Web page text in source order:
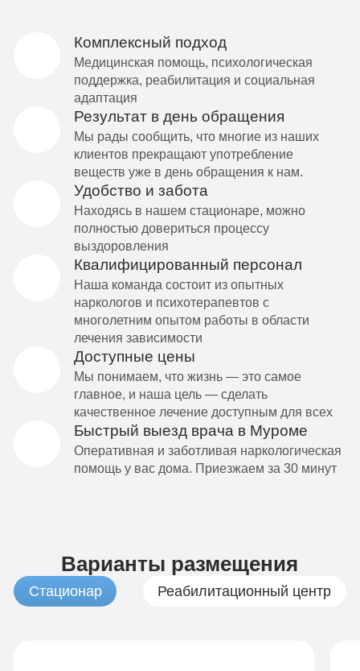
Комплексный подход
Медицинская помощь, психологическая
поддержка, реабилитация и социальная
адаптация
Результат в день обращения
Мы рады сообщить, что многие из наших
клиентов прекращают употребление
веществ уже в день обращения к нам.
Удобство и забота
Находясь в нашем стационаре, можно
полностью довериться процессу
выздоровления
Квалифицированный персонал
Наша команда состоит из опытных
наркологов и психотерапевтов с
многолетним опытом работы в области
лечения зависимости
Доступные цены
Мы понимаем, что жизнь — это самое
главное, и наша цель — сделать
качественное лечение доступным для всех
Быстрый выезд врача в Муроме
Оперативная и заботливая наркологическая
помощь у вас дома. Приезжаем за 30 минут
Варианты размещения
Стационар Реабилитационный центр